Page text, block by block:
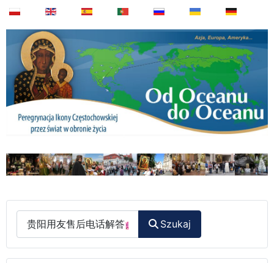
Wyszukaj
Szukaj